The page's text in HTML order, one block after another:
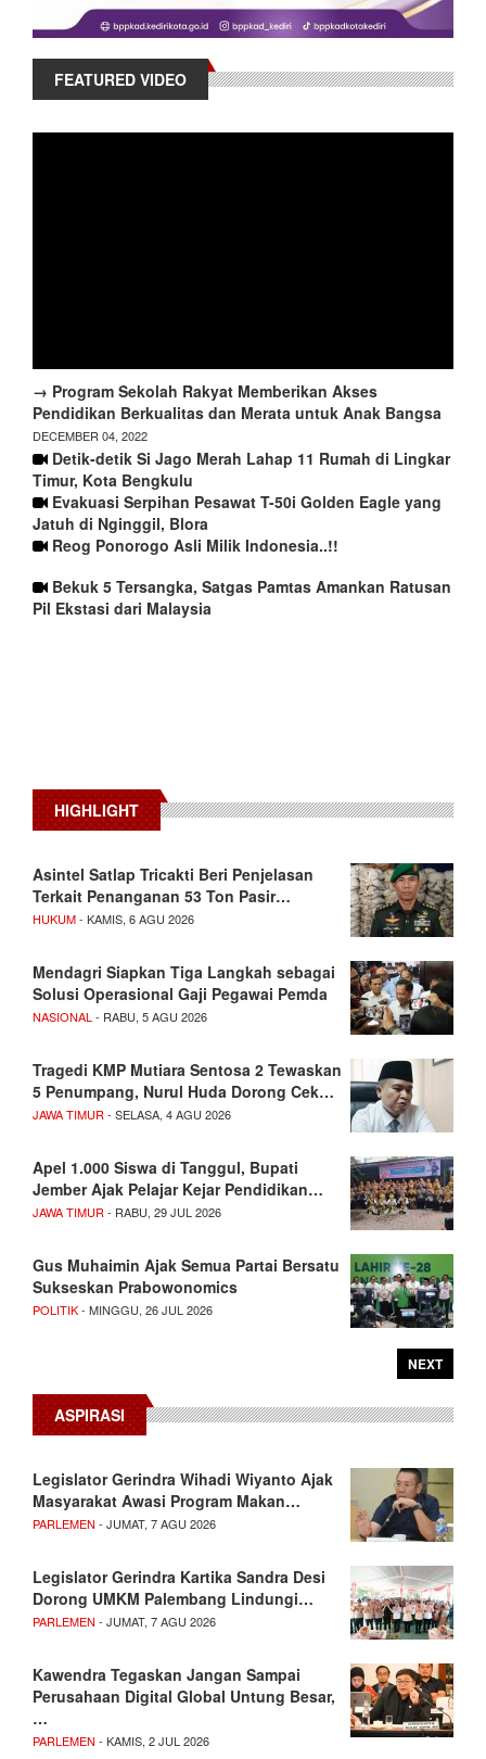
FEATURED VIDEO
→ Program Sekolah Rakyat Memberikan Akses
Pendidikan Berkualitas dan Merata untuk Anak Bangsa
DECEMBER 04, 2022
Detik-detik Si Jago Merah Lahap 11 Rumah di Lingkar
Timur, Kota Bengkulu
Evakuasi Serpihan Pesawat T-50i Golden Eagle yang
Jatuh di Nginggil, Blora
Reog Ponorogo Asli Milik Indonesia..!!
Bekuk 5 Tersangka, Satgas Pamtas Amankan Ratusan
Pil Ekstasi dari Malaysia
HIGHLIGHT
Asintel Satlap Tricakti Beri Penjelasan
Terkait Penanganan 53 Ton Pasir…
HUKUM- KAMIS, 6 AGU 2026
Mendagri Siapkan Tiga Langkah sebagai
Solusi Operasional Gaji Pegawai Pemda
NASIONAL - RABU, 5 AGU 2026
Tragedi KMP Mutiara Sentosa 2 Tewaskan
5 Penumpang, Nurul Huda Dorong Cek…
JAWA TIMUR - SELASA, 4 AGU 2026
Apel 1.000 Siswa di Tanggul, Bupati
Jember Ajak Pelajar Kejar Pendidikan…
JAWA TIMUR - RABU, 29 JUL 2026
Gus Muhaimin Ajak Semua Partai Bersatu
Sukseskan Prabowonomics
POLITIK- MINGGU, 26 JUL 2026
NEXT
ASPIRASI
Legislator Gerindra Wihadi Wiyanto Ajak
Masyarakat Awasi Program Makan…
PARLEMEN - JUMAT, 7 AGU 2026
Legislator Gerindra Kartika Sandra Desi
Dorong UMKM Palembang Lindungi…
PARLEMEN - JUMAT, 7 AGU 2026
Kawendra Tegaskan Jangan Sampai
Perusahaan Digital Global Untung Besar,
…
PARLEMEN - KAMIS, 2 JUL 2026